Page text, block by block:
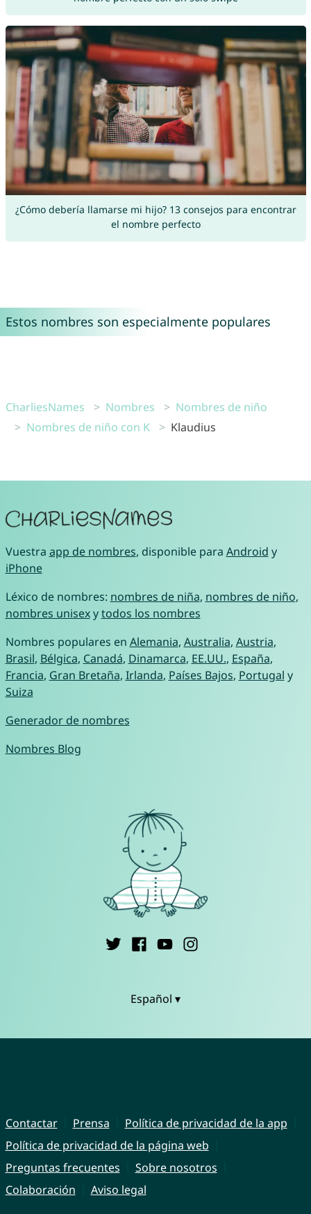
¿Cómo debería llamarse mi hijo? 13 consejos para encontrar
el nombre perfecto
Estos nombres son especialmente populares
CharliesNames Nombres
Nombres de niño
Nombres de niño con K
Klaudius
Vuestra app de nombres, disponible para Android y
iPhone
Léxico de nombres: nombres de niña, nombres de niño,
nombres unisexytodos los nombres
Nombres populares en Alemania, Australia, Austria,
Brasil, Bélgica, Canadá, Dinamarca, EE.UU., España,
Francia, Gran Bretaña, Irlanda, Países Bajos, Portugal y
Suiza
Generador de nombres
Nombres Blog
Español ▾
Contactar Prensa
Política de privacidad de la app
Política de privacidad de la página web
Preguntas frecuentes
Sobre nosotros
Colaboración
Aviso legal